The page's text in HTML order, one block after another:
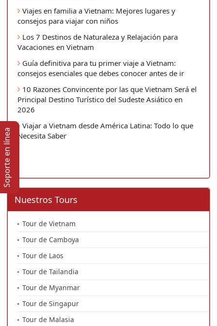
Viajes en familia a Vietnam: Mejores lugares y
consejos para viajar con niños
Los 7 Destinos de Naturaleza y Relajación para
Vacaciones en Vietnam
Guía definitiva para tu primer viaje a Vietnam:
consejos esenciales que debes conocer antes de ir
10 Razones Convincente por las que Vietnam Será el
Principal Destino Turístico del Sudeste Asiático en
2026
Viajar a Vietnam desde América Latina: Todo lo que
Necesita Saber
Nuestros Tours
Tour de Vietnam
Tour de Camboya
Tour de Laos
Tour de Tailandia
Tour de Myanmar
Tour de Singapur
Tour de Malasia
Soporte en lí­nea